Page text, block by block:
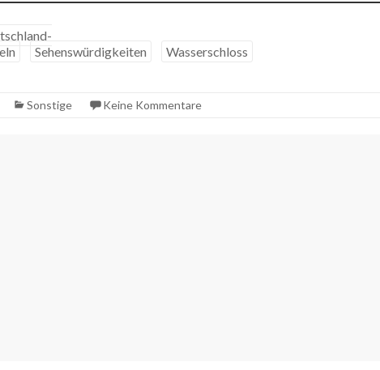
Sehenswürdigkeiten Wasserschloss
Sonstige Keine Kommentare